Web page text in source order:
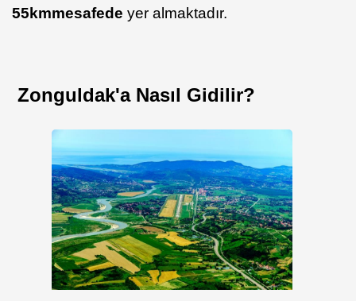
55 kmmesafede yer almaktadır.
Zonguldak'a Nasıl Gidilir?